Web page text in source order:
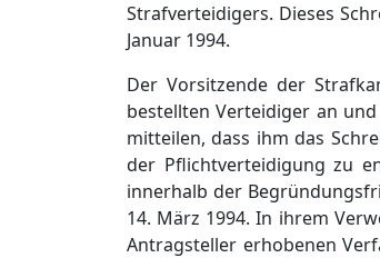
Strafverteidigers. Dieses
Januar 1994.
Der Vorsitzende der
bestellten Verteidiger an
mitteilen, dass ihm das
der Pflichtverteidigung zu
innerhalb der
14. März 1994. In ihrem
Antragsteller erhobenen